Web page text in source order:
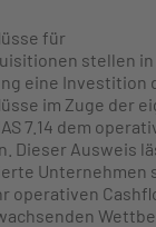
für
stellen in
eine Investition
im Zuge der
7.14 dem
Dieser Ausweis
Unternehmen
operativen